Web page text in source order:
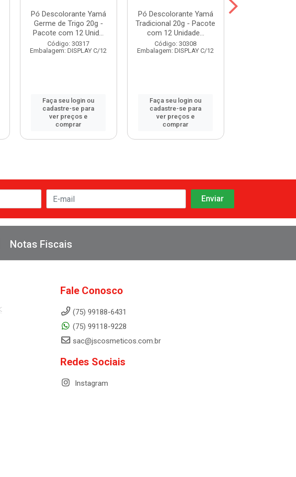
Pó Descolorante Yamá
Germe de Trigo 20g -
Pacote com 12 Unid...
Código: 30317
Embalagem: DISPLAY C/12
Faça seu login ou
cadastre-se para
ver preços e
comprar
Pó Descolorante Yamá
Tradicional 20g - Pacote
com 12 Unidade...
Código: 30308
Embalagem: DISPLAY C/12
Faça seu login ou
cadastre-se para
ver preços e
comprar
Notas Fiscais
Fale Conosco
(75) 99188-6431
(75) 99118-9228
sac@jscosmeticos.com.br
Redes Sociais
Instagram